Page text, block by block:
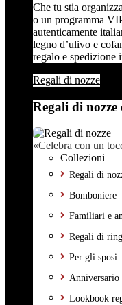
Che tu stia
o un programma
autenticamente
legno d’ulivo e
regalo e spedizione
Regali di nozze
Regali di
«Celebra con un
Collezioni
Regali di
Bomboniere
Familiari e
Regali di
Per gli sposi
Anniversario
Lookbook